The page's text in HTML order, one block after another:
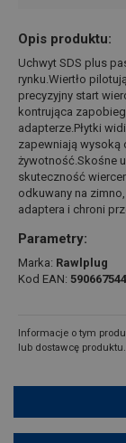
Opis produktu:
Uchwyt SDS plus
rynku.Wiertło
precyzyjny start
kontrująca
adapterze.Płytki
zapewniają wysoką
żywotność.Skośne
skuteczność
odkuwany na
adaptera i chroni
Parametry:
Marka: Rawlplug
Kod EAN:
Informacje o tym
lub dostawcę produktu.